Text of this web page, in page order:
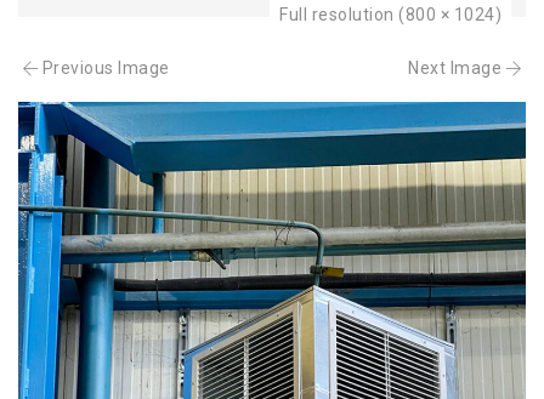
Full resolution (800 × 1024)
Previous Image Next Image